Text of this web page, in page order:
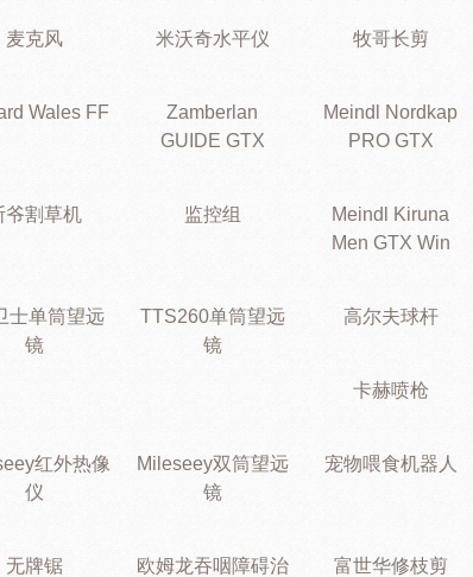
麦克风 米沃奇水平仪 牧哥长剪
Wales FF
Zamberlan
GUIDE GTX
Meindl Nordkap
PRO GTX
爷割草机 监控组
Meindl Kiruna
Men GTX Win
士单筒望远
镜
TTS260单筒望远
镜
高尔夫球杆
卡赫喷枪
红外热像
仪
Mileseey双筒望远
镜
宠物喂食机器人
无牌锯
欧姆龙吞咽障碍治
富世华修枝剪